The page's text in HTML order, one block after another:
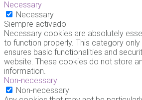
Necessary
Necessary
Siempre activado
Necessary cookies are absolutely
to function properly. This category
ensures basic functionalities and
website. These cookies do not store
information.
Non-necessary
Non-necessary